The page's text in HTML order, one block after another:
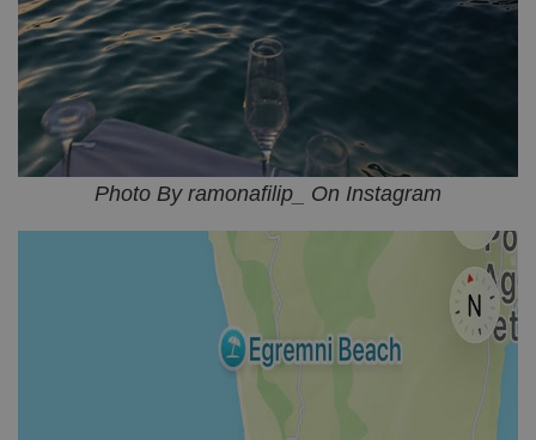
Photo By ramonafilip_ On Instagram